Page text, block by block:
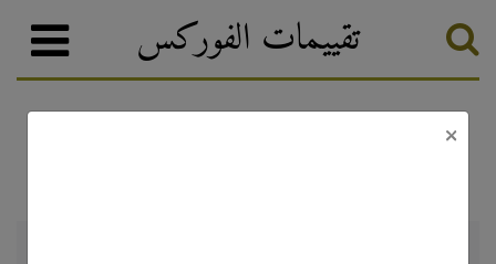
تقييمات الفوركس
×